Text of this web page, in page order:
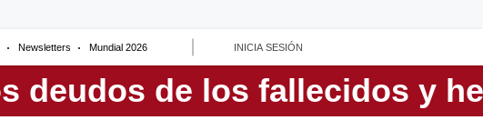
Newsletters Mundial 2026 INICIA SESIÓN